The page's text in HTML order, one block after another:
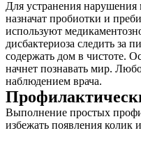
Для устранения
назначат пробиотки и
используют
дисбактериоза следить за
содержать дом в чистоте.
начнет познавать мир.
наблюдением врача.
Выполнение простых
избежать появления колик